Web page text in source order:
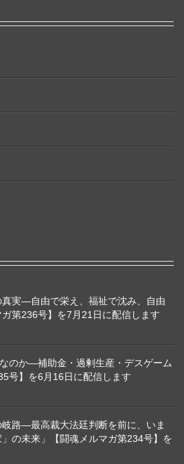
真実―自由で栄え、福祉で沈み、自由
第236号】を7月21日に配信します
なのか―補助金・過剰生産・デスゲーム
号】を6月16日に配信します
岐路―最高裁大法廷判断を前に、いま
の未来」【闘魂メルマガ第234号】を